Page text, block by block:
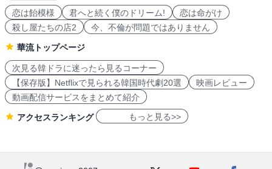
恋は飴模様
君へと続く僕のドリーム!
恋は命がけ
殺し屋たちの店2
今、不倫が問題ではありません
華流トップページ
次見る韓ドラに迷ったら見るコーナー
【保存版】Netflixで見られる韓国時代劇20選
映画レビュー
動画配信サービスをまとめて紹介
アクセスランキング もっと見る>>